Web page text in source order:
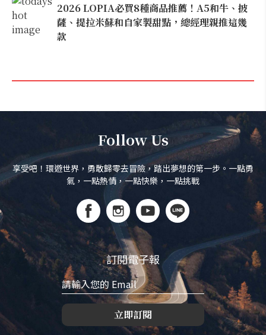
2026 LOPIA必買8種商品推薦！A5和牛、披
薩、提拉米蘇和自家製甜點，總經理親推這幾
款
Follow Us
享受吧！環遊世界，勇敢歸零去冒險，踏出夢想的第一步。一點勇
氣，一點熱情，一點快樂，一點挑戰
訂閱電子報
立即訂閱